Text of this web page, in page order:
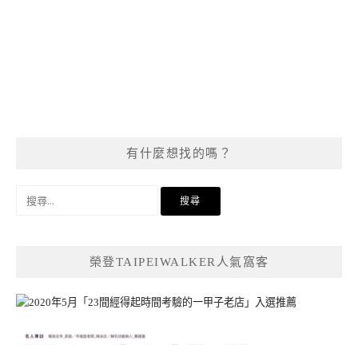
有什麼想找的嗎？
榮登TAIPEIWALKER人氣窩客